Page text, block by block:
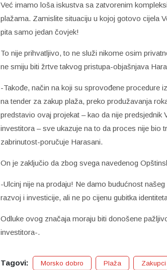
Već imamo loša iskustva sa zatvorenim
plažama. Zamislite situaciju u kojoj gotovo cijela
pita samo jedan čovjek!
To nije prihvatljivo, to ne služi nikome osim
ne smiju biti žrtve takvog pristupa-objašnjava
-Takođe, način na koji su sprovođene procedure
na tender za zakup plaža, preko produžavanja
predstavio ovaj projekat – kao da nije predsjednik
investitora – sve ukazuje na to da proces nije bio
zabrinutost-poručuje Harasani.
On je zaključio da zbog svega navedenog
-Ulcinj nije na prodaju! Ne damo budućnost
razvoj i investicije, ali ne po cijenu gubitka
Odluke ovog značaja moraju biti donošene
investitora-.
Tagovi: Morsko dobro Plaža Zakupci